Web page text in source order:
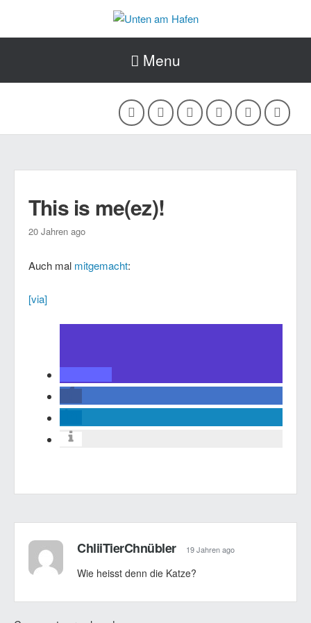
Menu
This is me(ez)!
20 Jahren ago
Auch mal mitgemacht:
[via]
ChliiTierChnübler 19 Jahren ago
Wie heisst denn die Katze?